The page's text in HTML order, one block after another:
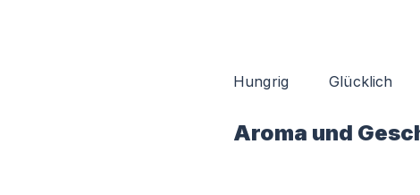
Hungrig Glücklich
Aroma und